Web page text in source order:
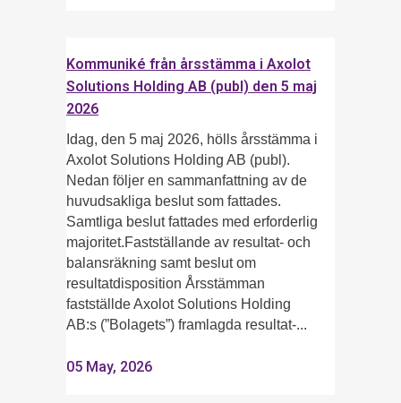
Kommuniké från årsstämma i Axolot
Solutions Holding AB (publ) den 5 maj
2026
Idag, den 5 maj 2026, hölls årsstämma i
Axolot Solutions Holding AB (publ).
Nedan följer en sammanfattning av de
huvudsakliga beslut som fattades.
Samtliga beslut fattades med erforderlig
majoritet.Fastställande av resultat- och
balansräkning samt beslut om
resultatdisposition Årsstämman
fastställde Axolot Solutions Holding
AB:s (”Bolagets”) framlagda resultat-...
05 May, 2026